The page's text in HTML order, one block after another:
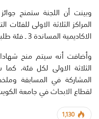
وبينت أن اللجنة ستمنح
الاكاديمية المساندة 3 ـ فئة طلبة الدراسات العليا.
وأضافت أنه سيتم منح شهادات
الثلاثة الاولى لكل فئة،
المشاركة في المسابقة
لقطاع الابحاث في جامعة
1,130